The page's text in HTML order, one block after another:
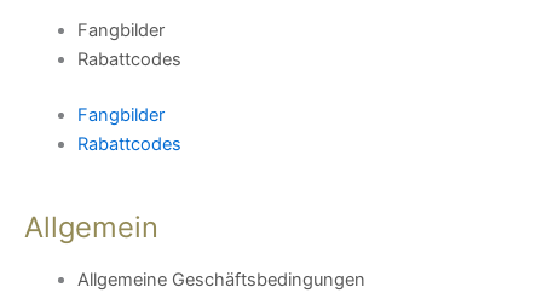
Fangbilder
Rabattcodes
Fangbilder
Rabattcodes
Allgemein
Allgemeine Geschäftsbedingungen